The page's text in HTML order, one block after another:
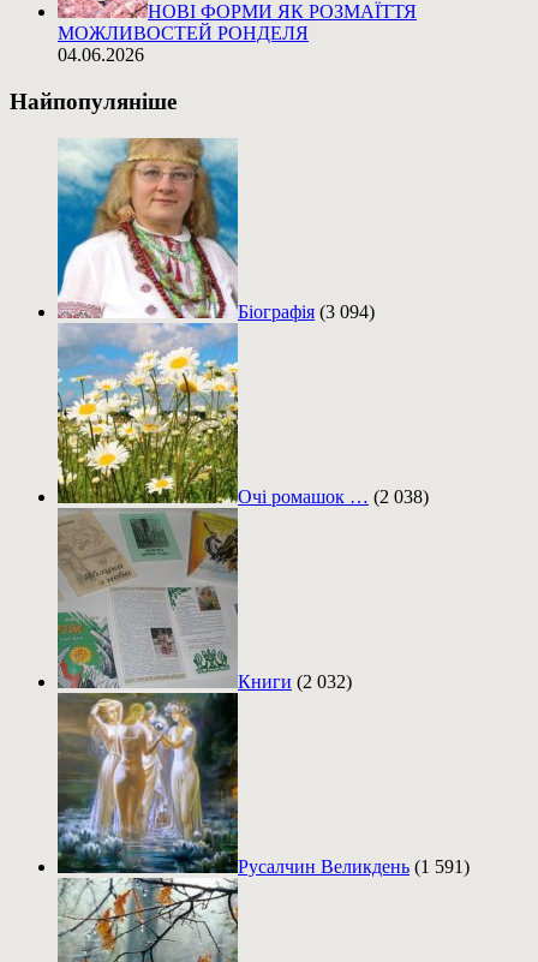
НОВІ ФОРМИ ЯК РОЗМАЇТТЯ
МОЖЛИВОСТЕЙ РОНДЕЛЯ
04.06.2026
Найпопуляніше
Біографія (3 094)
Очі ромашок … (2 038)
Книги (2 032)
Русалчин Великдень (1 591)